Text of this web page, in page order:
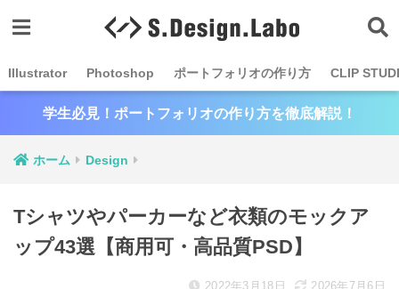
Illustrator Photoshop ポートフォリオの作り方 CLIP
学生必見！ポートフォリオの作り方を徹底解説！
ホーム Design
Tシャツやパーカーなど衣類のモックア
ップ43選【商用可・高品質PSD】
2022年3月18日 2026年7月6日